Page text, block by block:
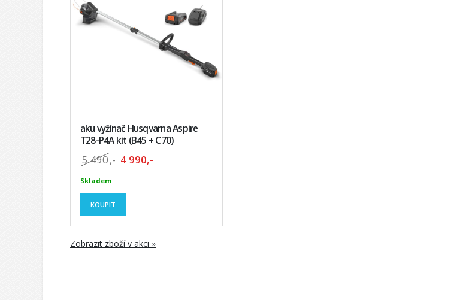
aku vyžínač Husqvarna Aspire
T28-P4A kit (B45 + C70)
5 490,- 4 990,-
Skladem
KOUPIT
Zobrazit zboží v akci »